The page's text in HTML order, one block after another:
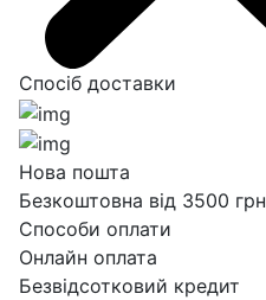
Спосіб доставки
Нова пошта
Безкоштовна від 3500 грн
Способи оплати
Онлайн оплата
Безвідсотковий кредит